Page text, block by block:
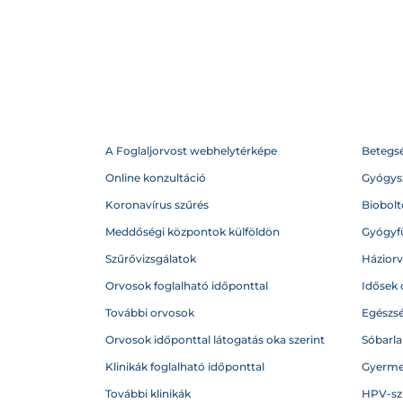
A Foglaljorvost webhelytérképe
Online konzultáció
Koronavírus szűrés
Meddőségi központok külföldön
Szűrővizsgálatok
Orvosok foglalható időponttal
További orvosok
Orvosok időponttal látogatás oka szerint
Klinikák foglalható időponttal
További klinikák
Idősek
HPV-